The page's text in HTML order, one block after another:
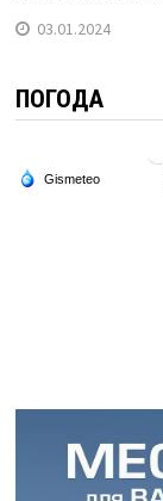
03.01.2024
ПОГОДА